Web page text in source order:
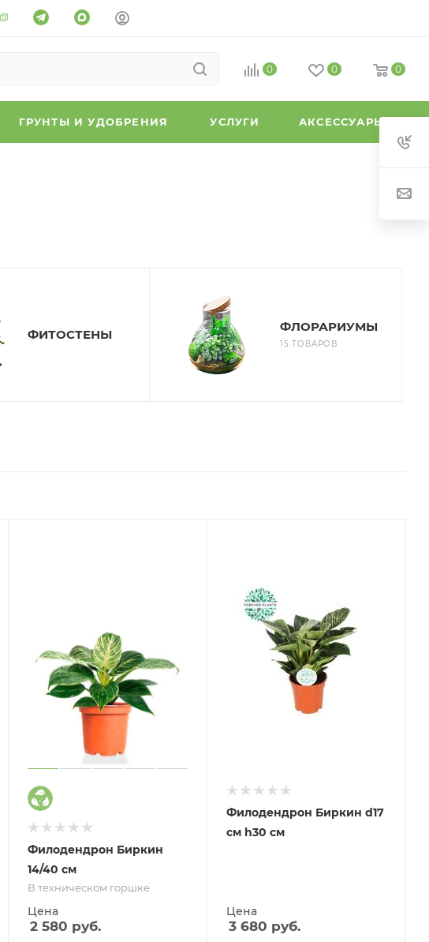
0 0 0
ГРУНТЫ И УДОБРЕНИЯ УСЛУГИ АКСЕССУАРЫ
ФИТОСТЕНЫ
ФЛОРАРИУМЫ
15 ТОВАРОВ
Филодендрон Биркин
14/40 см
В техническом горшке
Цена
2 580 руб.
Филодендрон Биркин d17
см h30 см
Цена
3 680 руб.